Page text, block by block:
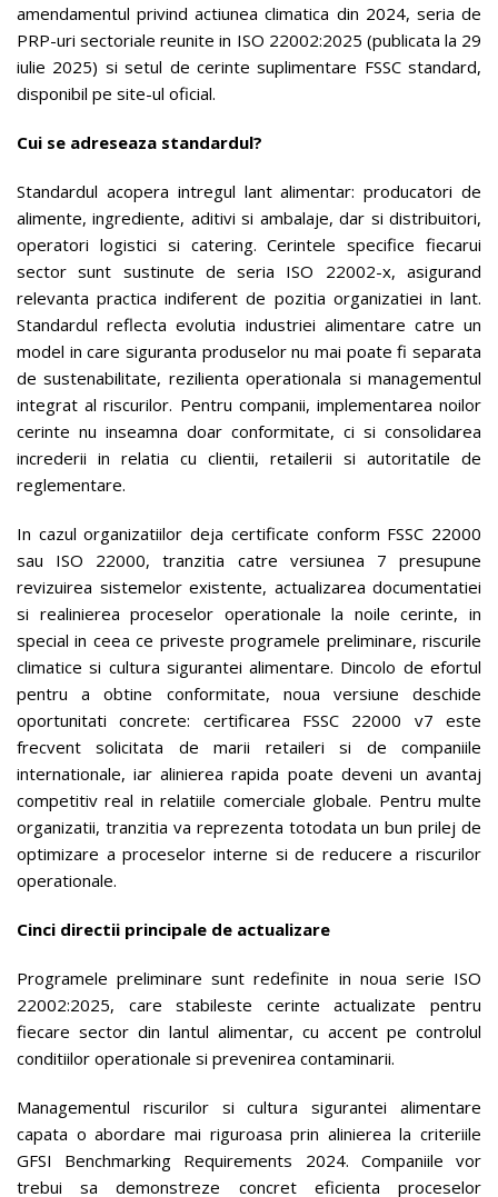
amendamentul privind actiunea climatica din 2024, seria de
PRP-uri sectoriale reunite in ISO 22002:2025 (publicata la 29
iulie 2025) si setul de cerinte suplimentare FSSC standard,
disponibil pe site-ul oficial.
Cui se adreseaza standardul?
Standardul acopera intregul lant alimentar: producatori de
alimente, ingrediente, aditivi si ambalaje, dar si distribuitori,
operatori logistici si catering. Cerintele specifice fiecarui
sector sunt sustinute de seria ISO 22002-x, asigurand
relevanta practica indiferent de pozitia organizatiei in lant.
Standardul reflecta evolutia industriei alimentare catre un
model in care siguranta produselor nu mai poate fi separata
de sustenabilitate, rezilienta operationala si managementul
integrat al riscurilor. Pentru companii, implementarea noilor
cerinte nu inseamna doar conformitate, ci si consolidarea
increderii in relatia cu clientii, retailerii si autoritatile de
reglementare.
In cazul organizatiilor deja certificate conform FSSC 22000
sau ISO 22000, tranzitia catre versiunea 7 presupune
revizuirea sistemelor existente, actualizarea documentatiei
si realinierea proceselor operationale la noile cerinte, in
special in ceea ce priveste programele preliminare, riscurile
climatice si cultura sigurantei alimentare. Dincolo de efortul
pentru a obtine conformitate, noua versiune deschide
oportunitati concrete: certificarea FSSC 22000 v7 este
frecvent solicitata de marii retaileri si de companiile
internationale, iar alinierea rapida poate deveni un avantaj
competitiv real in relatiile comerciale globale. Pentru multe
organizatii, tranzitia va reprezenta totodata un bun prilej de
optimizare a proceselor interne si de reducere a riscurilor
operationale.
Cinci directii principale de actualizare
Programele preliminare sunt redefinite in noua serie ISO
22002:2025, care stabileste cerinte actualizate pentru
fiecare sector din lantul alimentar, cu accent pe controlul
conditiilor operationale si prevenirea contaminarii.
Managementul riscurilor si cultura sigurantei alimentare
capata o abordare mai riguroasa prin alinierea la criteriile
GFSI Benchmarking Requirements 2024. Companiile vor
trebui sa demonstreze concret eficienta proceselor